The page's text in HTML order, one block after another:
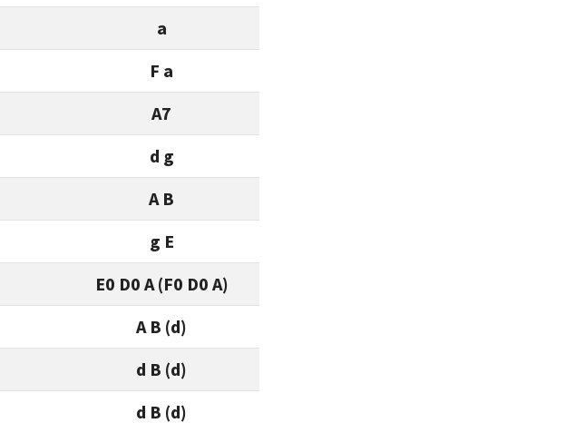
a
F a
A7
d g
A B
g E
E0 D0 A (F0 D0 A)
A B (d)
d B (d)
d B (d)